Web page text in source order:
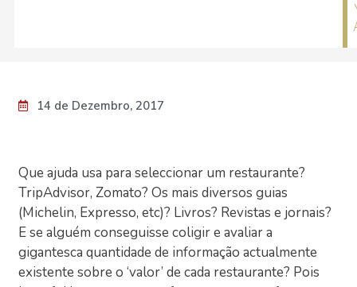
14 de Dezembro, 2017
Que ajuda usa para seleccionar um restaurante?
TripAdvisor, Zomato? Os mais diversos guias
(Michelin, Expresso, etc)? Livros? Revistas e jornais?
E se alguém conseguisse coligir e avaliar a
gigantesca quantidade de informação actualmente
existente sobre o ‘valor’ de cada restaurante? Pois